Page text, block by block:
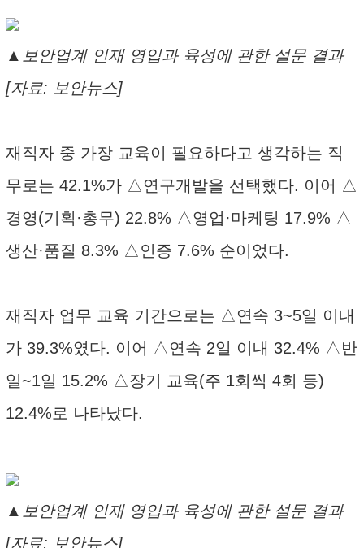
▲보안업계 인재 영입과 육성에 관한 설문 결과
[자료: 보안뉴스]
재직자 중 가장 교육이 필요하다고 생각하는 직
무로는 42.1%가 △연구개발을 선택했다. 이어 △
경영(기획·총무) 22.8% △영업·마케팅 17.9% △
생산·품질 8.3% △인증 7.6% 순이었다.
재직자 업무 교육 기간으로는 △연속 3~5일 이내
가 39.3%였다. 이어 △연속 2일 이내 32.4% △반
일~1일 15.2% △장기 교육(주 1회씩 4회 등)
12.4%로 나타났다.
▲보안업계 인재 영입과 육성에 관한 설문 결과
[자료: 보안뉴스]